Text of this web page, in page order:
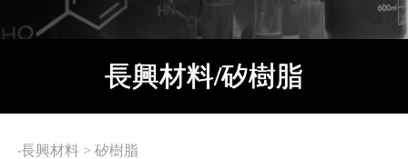
長興材料/矽樹脂
‧長興材料 > 矽樹脂